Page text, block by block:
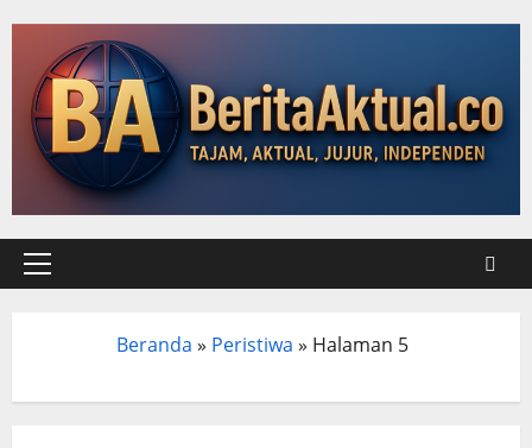
Beranda » Peristiwa » Halaman 5